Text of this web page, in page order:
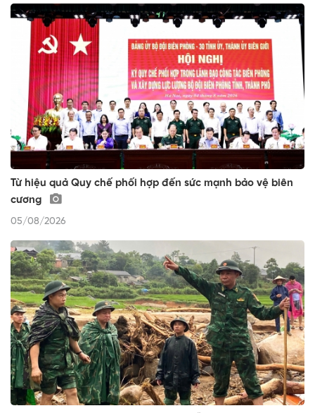
Từ hiệu quả Quy chế phối hợp đến sức mạnh bảo vệ biên
cương
05/08/2026